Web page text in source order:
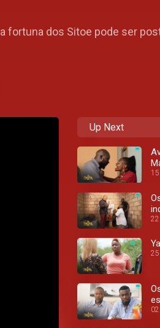
fortuna dos Sitoe pode ser
Up Next
22
25
–